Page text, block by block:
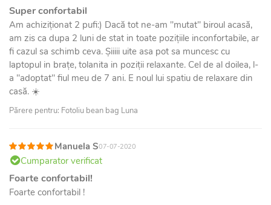
Super confortabil
Am achiziționat 2 pufi:) Dacă tot ne-am "mutat" biroul acasă,
am zis ca dupa 2 luni de stat in toate pozițiile inconfortabile, ar
fi cazul sa schimb ceva. Șiiiii uite asa pot sa muncesc cu
laptopul in brațe, tolanita in poziții relaxante. Cel de al doilea, l-
a "adoptat" fiul meu de 7 ani. E noul lui spatiu de relaxare din
casă. ☀️
Părere pentru: Fotoliu bean bag Luna
Manuela S07-07-2020
Cumparator verificat
Foarte confortabil!
Foarte confortabil !